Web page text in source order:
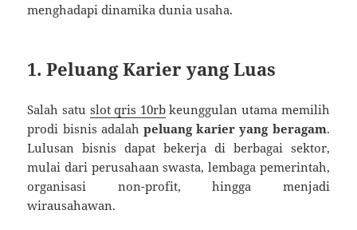
menghadapi dinamika dunia usaha.
1. Peluang Karier yang Luas
Salah satu slot qris 10rbkeunggulan utama memilih
prodi bisnis adalah peluang karier yang beragam.
Lulusan bisnis dapat bekerja di berbagai sektor,
mulai dari perusahaan swasta, lembaga pemerintah,
organisasi non-profit, hingga menjadi
wirausahawan.